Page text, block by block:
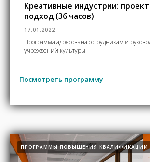
Креативные индустрии:
подход (36 часов)
17.01.2022
Программа адресована сотрудникам и
учреждений культуры
Посмотреть программу
ПРОГРАММЫ ПОВЫШЕНИЯ КВАЛИФИКАЦИИ